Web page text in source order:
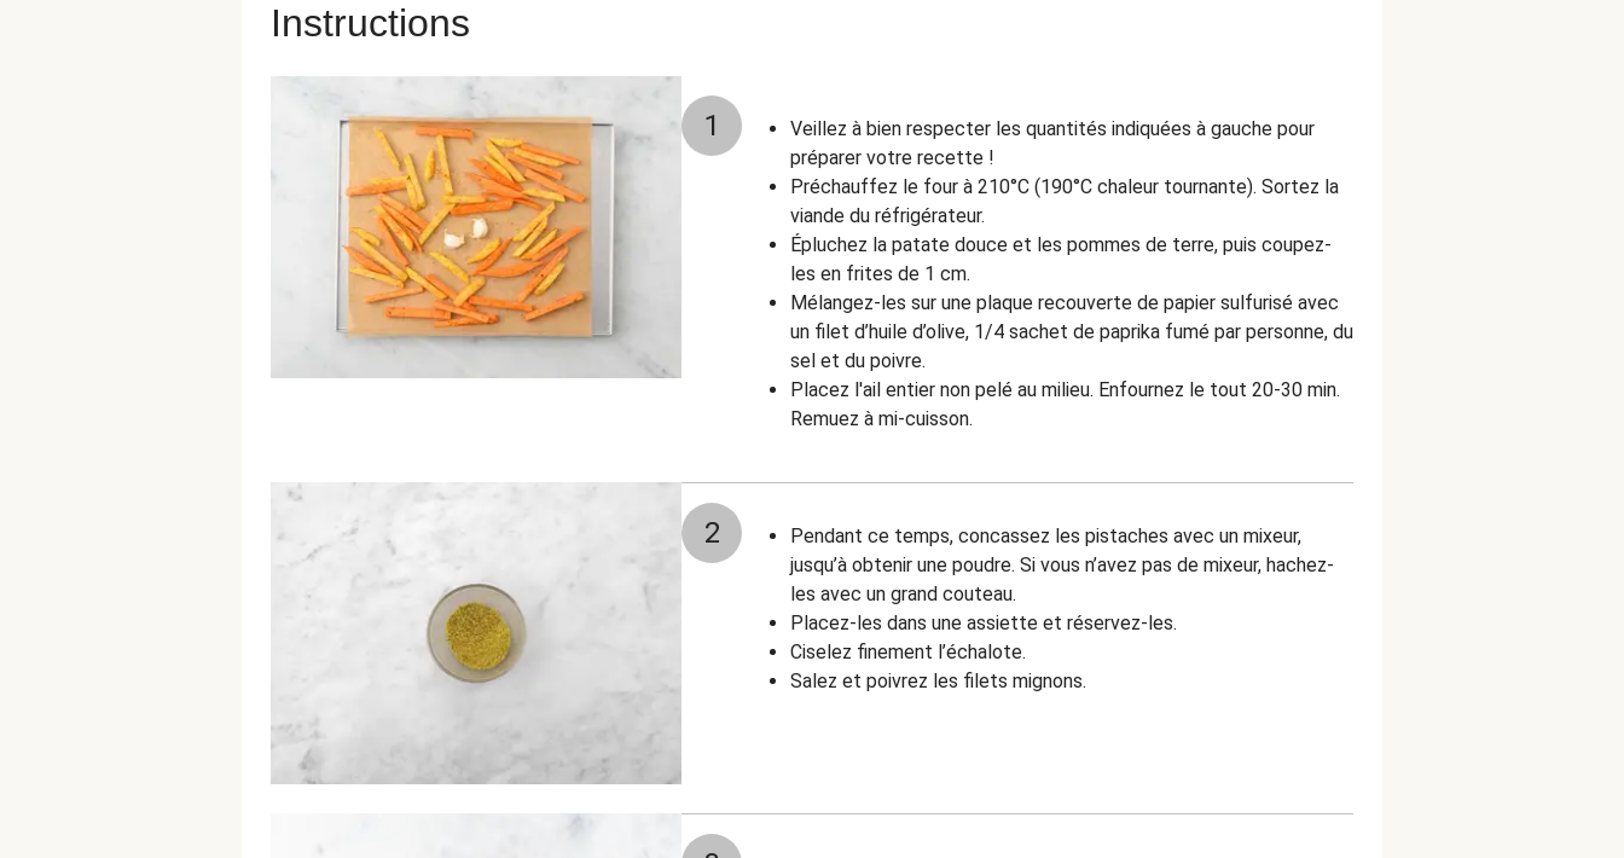
Instructions
1
Veillez à bien respecter les quantités indiquées à gauche pour
préparer votre recette !
Préchauffez le four à 210°C (190°C chaleur tournante). Sortez la
viande du réfrigérateur.
Épluchez la patate douce et les pommes de terre, puis coupez-
les en frites de 1 cm.
Mélangez-les sur une plaque recouverte de papier sulfurisé avec
un filet d’huile d’olive, 1/4 sachet de paprika fumé par personne, du
sel et du poivre.
Placez l'ail entier non pelé au milieu. Enfournez le tout 20-30 min.
Remuez à mi-cuisson.
2
Pendant ce temps, concassez les pistaches avec un mixeur,
jusqu’à obtenir une poudre. Si vous n’avez pas de mixeur, hachez-
les avec un grand couteau.
Placez-les dans une assiette et réservez-les.
Ciselez finement l’échalote.
Salez et poivrez les filets mignons.